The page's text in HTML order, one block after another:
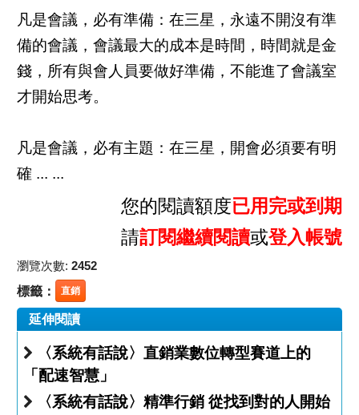
凡是會議，必有準備：在三星，永遠不開沒有準
備的會議，會議最大的成本是時間，時間就是金
錢，所有與會人員要做好準備，不能進了會議室
才開始思考。
凡是會議，必有主題：在三星，開會必須要有明
確 ... ...
您的閱讀額度已用完或到期
請訂閱繼續閱讀或登入帳號
瀏覽次數: 2452
標籤： 直銷
延伸閱讀
〈系統有話說〉直銷業數位轉型賽道上的
「配速智慧」
〈系統有話說〉精準行銷 從找到對的人開始